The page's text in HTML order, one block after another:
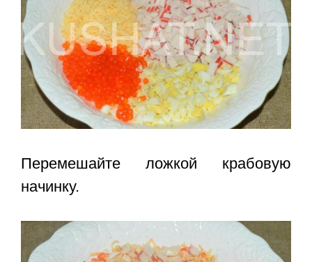
Перемешайте ложкой крабовую
начинку.